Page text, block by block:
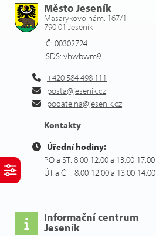
Město Jeseník
Masarykovo nám. 167/1
790 01 Jeseník
IČ: 00302724
ISDS: vhwbwm9
+420 584 498 111
posta@jesenik.cz
podatelna@jesenik.cz
Kontakty
Úřední hodiny:
PO a ST: 8:00-12:00 a 13:00-17:00
ÚT a ČT: 8:00-12:00 a 13:00-14:00
Informační centrum
Jeseník